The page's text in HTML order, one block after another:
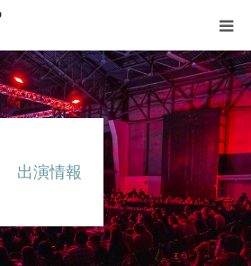
出演情報